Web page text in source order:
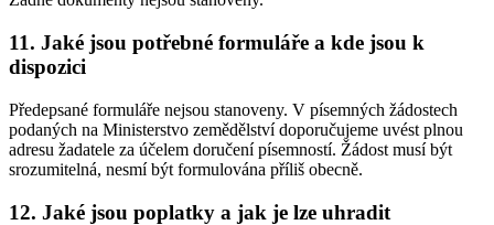
11. Jaké jsou potřebné formuláře a kde jsou k
dispozici
Předepsané formuláře nejsou stanoveny. V písemných žádostech
podaných na Ministerstvo zemědělství doporučujeme uvést plnou
adresu žadatele za účelem doručení písemností. Žádost musí být
srozumitelná, nesmí být formulována příliš obecně.
12. Jaké jsou poplatky a jak je lze uhradit